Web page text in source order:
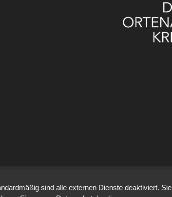
sind alle externen Dienste deaktiviert. Sie